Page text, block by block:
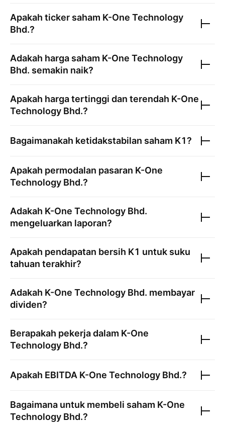
Apakah ticker saham K-One Technology
Bhd.?
Adakah harga saham K-One Technology
Bhd. semakin naik?
Apakah harga tertinggi dan terendah K-One
Technology Bhd.?
Bagaimanakah ketidakstabilan saham K1?
Apakah permodalan pasaran K-One
Technology Bhd.?
Adakah K-One Technology Bhd.
mengeluarkan laporan?
Apakah pendapatan bersih K1 untuk suku
tahuan terakhir?
Adakah K-One Technology Bhd. membayar
dividen?
Berapakah pekerja dalam K-One
Technology Bhd.?
Apakah EBITDA K-One Technology Bhd.?
Bagaimana untuk membeli saham K-One
Technology Bhd.?